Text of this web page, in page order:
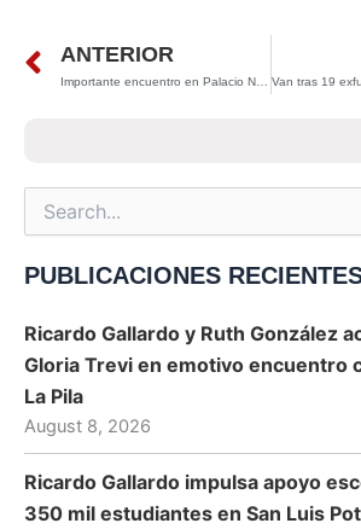
Prev
ANTERIOR
Search
for:
PUBLICACIONES
Ricardo Gallardo y Ruth González
Gloria Trevi en emotivo encuentro
La Pila
August 8, 2026
Ricardo Gallardo impulsa apoyo
350 mil estudiantes en San Luis